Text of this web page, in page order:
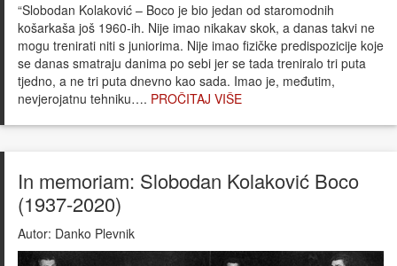
“Slobodan Kolaković – Boco je bio jedan od staromodnih
košarkaša još 1960-ih. Nije imao nikakav skok, a danas takvi ne
mogu trenirati niti s juniorima. Nije imao fizičke predispozicije koje
se danas smatraju danima po sebi jer se tada treniralo tri puta
tjedno, a ne tri puta dnevno kao sada. Imao je, međutim,
nevjerojatnu tehniku…. PROČITAJ VIŠE
In memoriam: Slobodan Kolaković Boco
(1937-2020)
Autor: Danko Plevnik